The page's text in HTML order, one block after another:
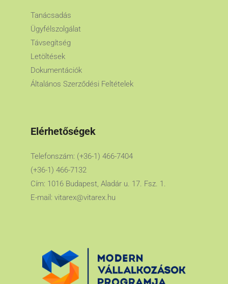
Tanácsadás
Ügyfélszolgálat
Távsegítség
Letöltések
Dokumentációk
Általános Szerződési Feltételek
Elérhetőségek
Telefonszám: (+36-1) 466-7404
(+36-1) 466-7132
Cím: 1016 Budapest, Aladár u. 17. Fsz. 1.
E-mail: vitarex@vitarex.hu